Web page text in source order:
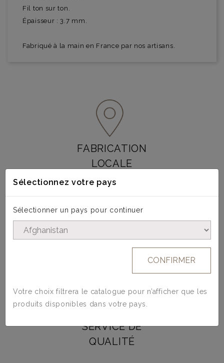
Fil ton sur ton.
Épaisseur : 3.7 mm.
Fabriqué à la main en France par nos artisans.
FABRICATION
LOCALE
MATIÈRES
SERVICE DE
QUALITÉ
Sélectionnez votre pays
Sélectionner un pays pour continuer
CONFIRMER
Votre choix filtrera le catalogue pour n’afficher que les
produits disponibles dans votre pays.